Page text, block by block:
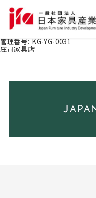
管理番号: KG-YG-0031
庄司家具店